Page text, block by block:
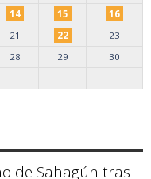
14 15
16
21 22
23
28 29
30
de Sahagún tras